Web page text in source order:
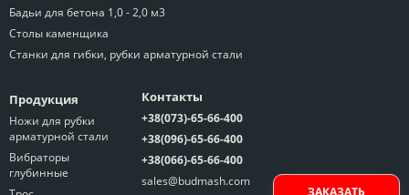
Бадьи для бетона 1,0 - 2,0 м3
Столы каменщика
Станки для гибки, рубки арматурной стали
Продукция
Ножи для рубки
арматурной стали
Вибраторы
глубинные
Контакты
+38(073)-65-66-400
+38(096)-65-66-400
+38(066)-65-66-400
sales@budmash.com
ЗАКАЗАТЬ